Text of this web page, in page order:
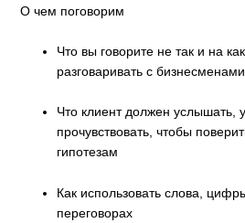
О чем поговорим
Что вы говорите не так и на
разговаривать с бизнесменами
Что клиент должен услышать,
прочувствовать, чтобы
гипотезам
Как использовать слова,
переговорах